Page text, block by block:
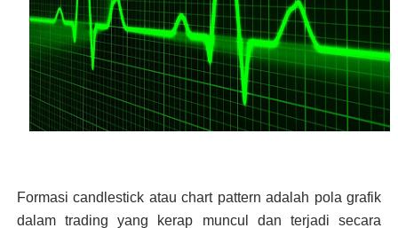
Formasi candlestick atau chart pattern adalah pola grafik
dalam trading yang kerap muncul dan terjadi secara